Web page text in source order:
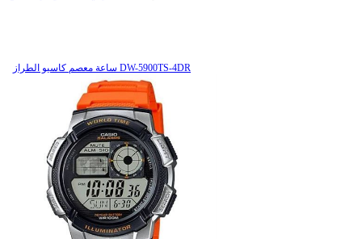
ساعة معصم کاسیو الطراز DW-5900TS-4DR